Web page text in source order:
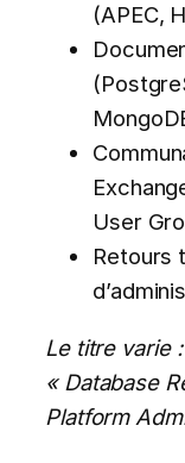
(APEC,
User
Retours
Le titre varie
« Database
Platform